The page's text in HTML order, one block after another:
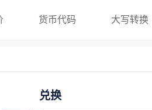
货币代码 大写转换
兑换